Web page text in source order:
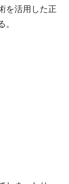
を活用した正